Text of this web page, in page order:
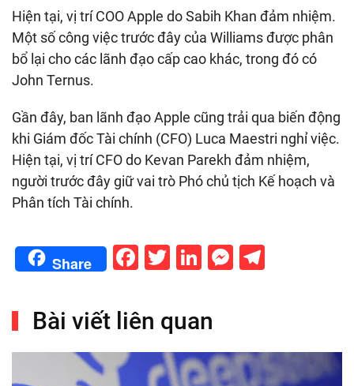
Hiện tại, vị trí COO Apple do Sabih Khan đảm nhiệm.
Một số công việc trước đây của Williams được phân
bổ lại cho các lãnh đạo cấp cao khác, trong đó có
John Ternus.
Gần đây, ban lãnh đạo Apple cũng trải qua biến động
khi Giám đốc Tài chính (CFO) Luca Maestri nghỉ việc.
Hiện tại, vị trí CFO do Kevan Parekh đảm nhiệm,
người trước đây giữ vai trò Phó chủ tịch Kế hoạch và
Phân tích Tài chính.
Share Facebook
Twitter
LinkedIn
Bài viết liên quan